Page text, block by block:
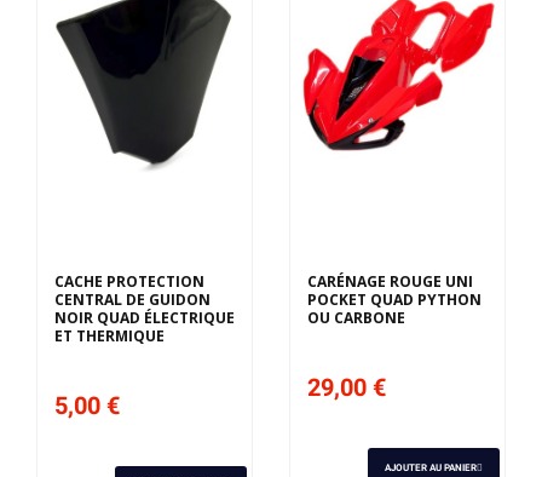
CACHE PROTECTION
CENTRAL DE GUIDON
NOIR QUAD ÉLECTRIQUE
ET THERMIQUE
5,00 €
CARÉNAGE ROUGE UNI
POCKET QUAD PYTHON
OU CARBONE
29,00 €
AJOUTER AU PANIER